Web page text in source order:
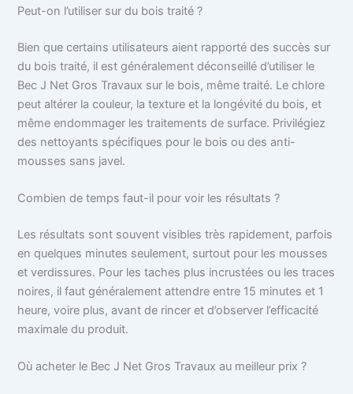
Peut-on l’utiliser sur du bois traité ?
Bien que certains utilisateurs aient rapporté des succès sur
du bois traité, il est généralement déconseillé d’utiliser le
Bec J Net Gros Travaux sur le bois, même traité. Le chlore
peut altérer la couleur, la texture et la longévité du bois, et
même endommager les traitements de surface. Privilégiez
des nettoyants spécifiques pour le bois ou des anti-
mousses sans javel.
Combien de temps faut-il pour voir les résultats ?
Les résultats sont souvent visibles très rapidement, parfois
en quelques minutes seulement, surtout pour les mousses
et verdissures. Pour les taches plus incrustées ou les traces
noires, il faut généralement attendre entre 15 minutes et 1
heure, voire plus, avant de rincer et d’observer l’efficacité
maximale du produit.
Où acheter le Bec J Net Gros Travaux au meilleur prix ?